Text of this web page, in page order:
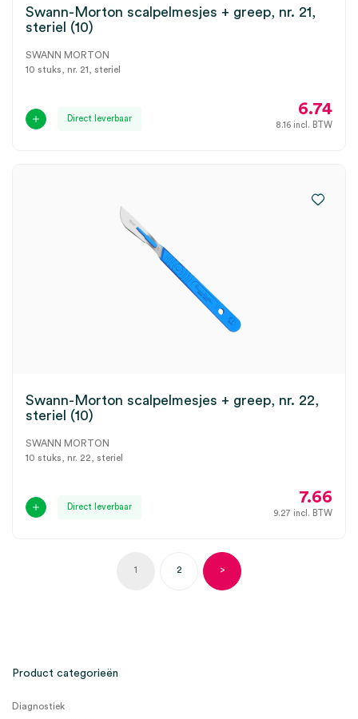
Swann-Morton scalpelmesjes + greep, nr. 21,
steriel (10)
SWANN MORTON
10 stuks, nr. 21, steriel
Direct leverbaar
6.74
8.16 incl. BTW
Swann-Morton scalpelmesjes + greep, nr. 22,
steriel (10)
SWANN MORTON
10 stuks, nr. 22, steriel
Direct leverbaar
7.66
9.27 incl. BTW
1 2 >
Product categorieën
Diagnostiek